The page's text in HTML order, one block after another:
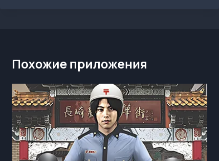
Похожие приложения